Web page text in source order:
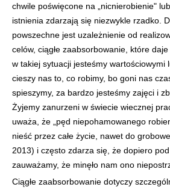
chwile poświęcone na „nicnierobienie"
istnienia zdarzają się niezwykle rzadko.
powszechne jest uzależnienie od
celów, ciągłe zaabsorbowanie, które
w takiej sytuacji jesteśmy wartościowymi
cieszy nas to, co robimy, bo goni nas
spieszymy, za bardzo jesteśmy zajęci i
Żyjemy zanurzeni w świecie wiecznej
uważa, że „pęd niepohamowanego
nieść przez całe życie, nawet do
2013) i często zdarza się, że dopiero
zauważamy, że minęło nam ono
Ciągłe zaabsorbowanie dotyczy